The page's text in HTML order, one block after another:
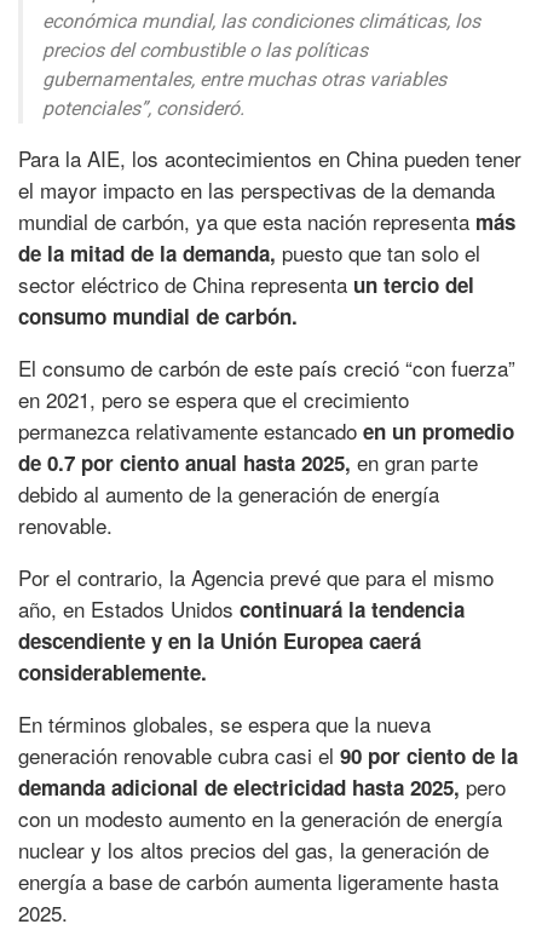
económica mundial, las condiciones climáticas, los
precios del combustible o las políticas
gubernamentales, entre muchas otras variables
potenciales”, consideró.
Para la AIE, los acontecimientos en China pueden tener
el mayor impacto en las perspectivas de la demanda
mundial de carbón, ya que esta nación representa más
de la mitad de la demanda, puesto que tan solo el
sector eléctrico de China representa un tercio del
consumo mundial de carbón.
El consumo de carbón de este país creció “con fuerza”
en 2021, pero se espera que el crecimiento
permanezca relativamente estancado en un promedio
de 0.7 por ciento anual hasta 2025, en gran parte
debido al aumento de la generación de energía
renovable.
Por el contrario, la Agencia prevé que para el mismo
año, en Estados Unidos continuará la tendencia
descendiente y en la Unión Europea caerá
considerablemente.
En términos globales, se espera que la nueva
generación renovable cubra casi el 90 por ciento de la
demanda adicional de electricidad hasta 2025, pero
con un modesto aumento en la generación de energía
nuclear y los altos precios del gas, la generación de
energía a base de carbón aumenta ligeramente hasta
2025.